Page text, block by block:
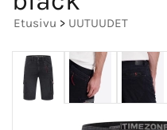
Etusivu > UUTUUDET